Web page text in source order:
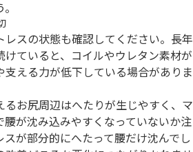
レスの状態も確認してください。長年
ていると、コイルやウレタン素材が
える力が低下している場合がありま
るお尻周辺はへたりが生じやすく、マ
腰が沈み込みやすくなっていないか注
が部分的にへたって腰だけ沈んでし